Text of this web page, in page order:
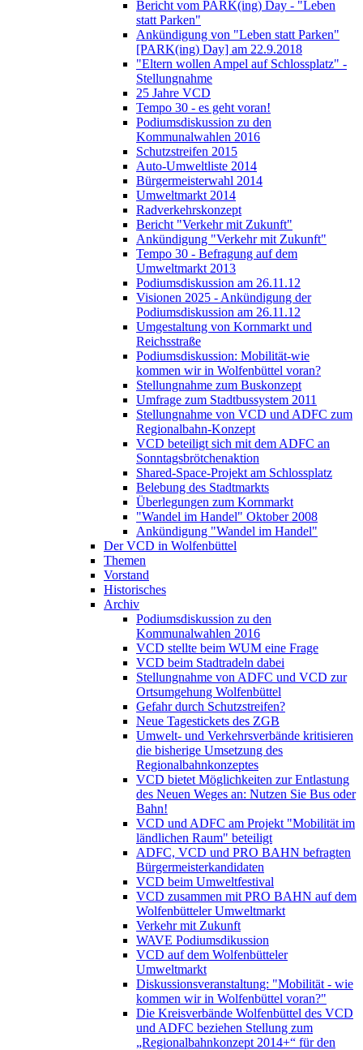
Bericht vom PARK(ing) Day - "Leben
statt Parken"
Ankündigung von "Leben statt Parken"
[PARK(ing) Day] am 22.9.2018
"Eltern wollen Ampel auf Schlossplatz" -
Stellungnahme
25 Jahre VCD
Tempo 30 - es geht voran!
Podiumsdiskussion zu den
Kommunalwahlen 2016
Schutzstreifen 2015
Auto-Umweltliste 2014
Bürgermeisterwahl 2014
Umweltmarkt 2014
Radverkehrskonzept
Bericht "Verkehr mit Zukunft"
Ankündigung "Verkehr mit Zukunft"
Tempo 30 - Befragung auf dem
Umweltmarkt 2013
Podiumsdiskussion am 26.11.12
Visionen 2025 - Ankündigung der
Podiumsdiskussion am 26.11.12
Umgestaltung von Kornmarkt und
Reichsstraße
Podiumsdiskussion: Mobilität-wie
kommen wir in Wolfenbüttel voran?
Stellungnahme zum Buskonzept
Umfrage zum Stadtbussystem 2011
Stellungnahme von VCD und ADFC zum
Regionalbahn-Konzept
VCD beteiligt sich mit dem ADFC an
Sonntagsbrötchenaktion
Shared-Space-Projekt am Schlossplatz
Belebung des Stadtmarkts
Überlegungen zum Kornmarkt
"Wandel im Handel" Oktober 2008
Ankündigung "Wandel im Handel"
Der VCD in Wolfenbüttel
Themen
Vorstand
Historisches
Archiv
Podiumsdiskussion zu den
Kommunalwahlen 2016
VCD stellte beim WUM eine Frage
VCD beim Stadtradeln dabei
Stellungnahme von ADFC und VCD zur
Ortsumgehung Wolfenbüttel
Gefahr durch Schutzstreifen?
Neue Tagestickets des ZGB
Umwelt- und Verkehrsverbände kritisieren
die bisherige Umsetzung des
Regionalbahnkonzeptes
VCD bietet Möglichkeiten zur Entlastung
des Neuen Weges an: Nutzen Sie Bus oder
Bahn!
VCD und ADFC am Projekt "Mobilität im
ländlichen Raum" beteiligt
ADFC, VCD und PRO BAHN befragten
Bürgermeisterkandidaten
VCD beim Umweltfestival
VCD zusammen mit PRO BAHN auf dem
Wolfenbütteler Umweltmarkt
Verkehr mit Zukunft
WAVE Podiumsdikussion
VCD auf dem Wolfenbütteler
Umweltmarkt
Diskussionsveranstaltung: "Mobilität - wie
kommen wir in Wolfenbüttel voran?"
Die Kreisverbände Wolfenbüttel des VCD
und ADFC beziehen Stellung zum
„Regionalbahnkonzept 2014+“ für den